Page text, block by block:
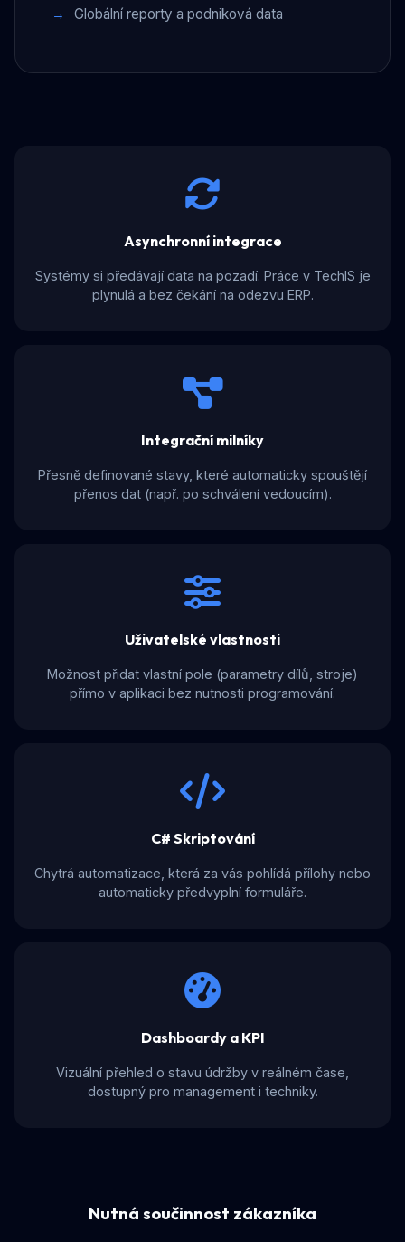
Globální reporty a podniková data
Asynchronní integrace
Systémy si předávají data na pozadí. Práce v TechIS je
plynulá a bez čekání na odezvu ERP.
Integrační milníky
Přesně definované stavy, které automaticky spouštějí
přenos dat (např. po schválení vedoucím).
Uživatelské vlastnosti
Možnost přidat vlastní pole (parametry dílů, stroje)
přímo v aplikaci bez nutnosti programování.
C# Skriptování
Chytrá automatizace, která za vás pohlídá přílohy nebo
automaticky předvyplní formuláře.
Dashboardy a KPI
Vizuální přehled o stavu údržby v reálném čase,
dostupný pro management i techniky.
Nutná součinnost zákazníka